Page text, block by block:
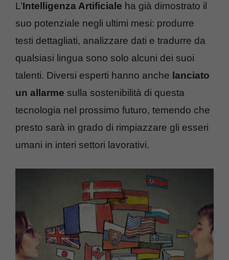
L’Intelligenza Artificiale ha già dimostrato il
suo potenziale negli ultimi mesi: produrre
testi dettagliati, analizzare dati e tradurre da
qualsiasi lingua sono solo alcuni dei suoi
talenti. Diversi esperti hanno anche lanciato
un allarme sulla sostenibilità di questa
tecnologia nel prossimo futuro, temendo che
presto sarà in grado di rimpiazzare gli esseri
umani in interi settori lavorativi.